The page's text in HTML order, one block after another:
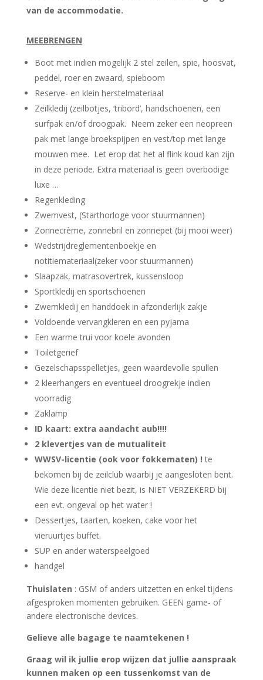
van de accommodatie.
MEEBRENGEN
Boot met indien mogelijk 2 stel zeilen, spie, hoosvat,
peddel, roer en zwaard, spieboom
Reserve- en klein herstelmateriaal
Zeilkledij (zeilbotjes, ‘tribord’, handschoenen, een
surfpak en/of droogpak. Neem zeker een neopreen
pak met lange broekspijpen en vest/top met lange
mouwen mee. Let erop dat het al flink koud kan zijn
in deze periode. Extra materiaal is geen overbodige
luxe …
Regenkleding
Zwemvest, (Starthorloge voor stuurmannen)
Zonnecrème, zonnebril en zonnepet (bij mooi weer)
Wedstrijdreglementenboekje en
notitiemateriaal(zeker voor stuurmannen)
Slaapzak, matrasovertrek, kussensloop
Sportkledij en sportschoenen
Zwemkledij en handdoek in afzonderlijk zakje
Voldoende vervangkleren en een pyjama
Een warme trui voor koele avonden
Toiletgerief
Gezelschapsspelletjes, geen waardevolle spullen
2 kleerhangers en eventueel droogrekje indien
voorradig
Zaklamp
ID kaart: extra aandacht aub!!!!
2 klevertjes van de mutualiteit
WWSV-licentie (ook voor fokkematen) !te
bekomen bij de zeilclub waarbij je aangesloten bent.
Wie deze licentie niet bezit, is NIET VERZEKERD bij
een evt. ongeval op het water !
Dessertjes, taarten, koeken, cake voor het
vieruurtjes buffet.
SUP en ander waterspeelgoed
handgel
Thuislaten : GSM of anders uitzetten en enkel tijdens
afgesproken momenten gebruiken. GEEN game- of
andere electronische devices.
Gelieve alle bagage te naamtekenen !
Graag wil ik jullie erop wijzen dat jullie aanspraak
kunnen maken op een tussenkomst van de